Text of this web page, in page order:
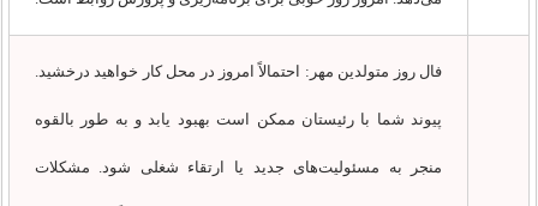
فال روز متولدین مهر: احتمالاً امروز در محل کار خواهید درخشید.
پیوند شما با رئیستان ممکن است بهبود یابد و به طور بالقوه
منجر به مسئولیت‌های جدید یا ارتقاء شغلی شود. مشکلات